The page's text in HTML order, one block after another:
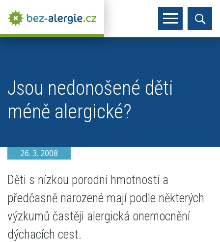
Jsou nedonošené děti
méně alergické?
26. 3. 2008
Děti s nízkou porodní hmotností a
předčasně narozené mají podle některých
výzkumů častěji alergická onemocnění
dýchacích cest.